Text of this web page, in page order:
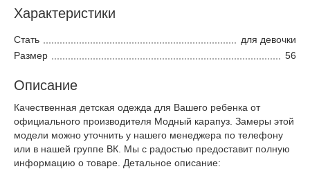
Характеристики
Стать
для девочки
Размер
56
Описание
Качественная детская одежда для Вашего ребенка от
официального производителя Модный карапуз. Замеры этой
модели можно уточнить у нашего менеджера по телефону
или в нашей группе ВК. Мы с радостью предоставит полную
информацию о товаре. Детальное описание: